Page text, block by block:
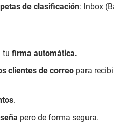
de clasificación: Inbox
tu firma automática.
clientes de correo para
.
pero de forma segura.